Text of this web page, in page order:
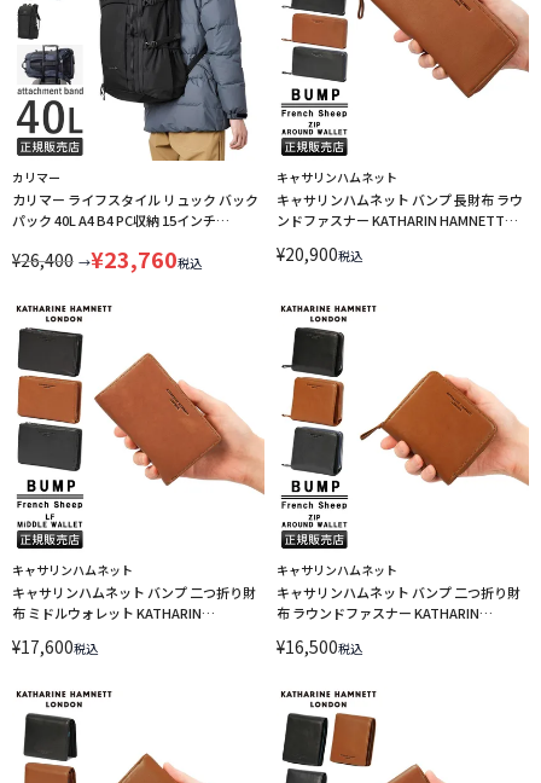
カリマー
カリマー ライフスタイル リュック バック
パック 40L A4 B4 PC収納 15インチ
¥26,400 →¥23,760税込
キャサリンハムネット
キャサリンハムネット バンプ 長財布 ラウ
ンドファスナー KATHARIN HAMNETT
¥20,900税込
キャサリンハムネット
キャサリンハムネット バンプ 二つ折り財
布 ミドルウォレット KATHARIN
¥17,600税込
キャサリンハムネット
キャサリンハムネット バンプ 二つ折り財
布 ラウンドファスナー KATHARIN
¥16,500税込